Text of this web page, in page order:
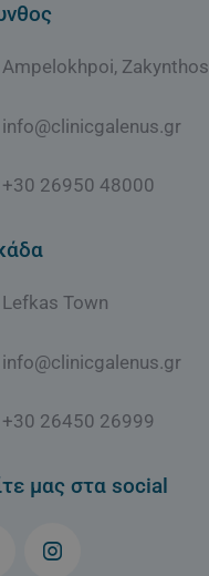
Ampelokhpoi, Zakynthos
info@clinicgalenus.gr
+30 26950 48000
Lefkas Town
info@clinicgalenus.gr
+30 26450 26999
μας στα social